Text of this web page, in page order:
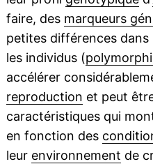
faire, des marqueurs
petites différences dans
les individus (
accélérer
reproduction et peut
caractéristiques qui
en fonction des
leur environnement de